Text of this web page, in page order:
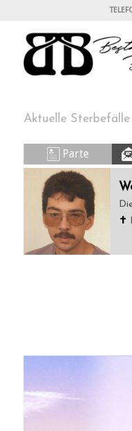
Aktuelle Sterbefälle
Parte
✝